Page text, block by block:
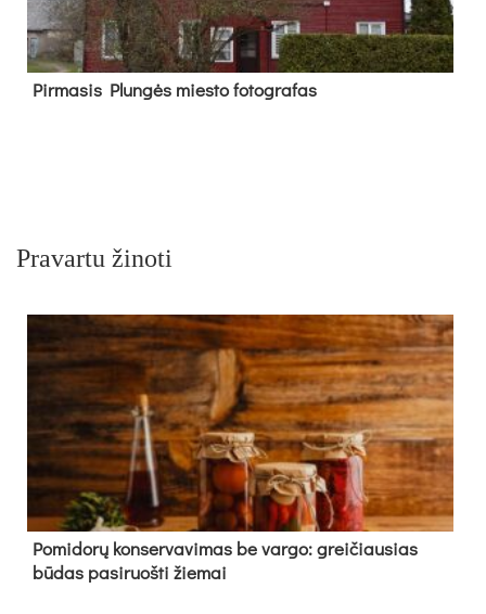
Pir­ma­sis Plun­gės mies­to fo­tog­ra­fas
Pravartu žinoti
Pomidorų konservavimas be vargo: greičiausias
būdas pasiruošti žiemai